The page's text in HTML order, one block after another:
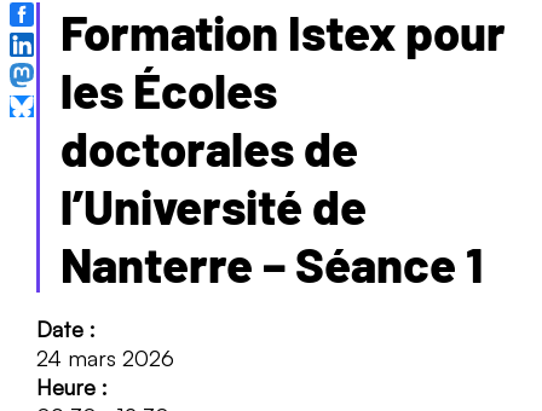
Formation Istex pour
les Écoles
doctorales de
l’Université de
Nanterre – Séance 1
Date :
24 mars 2026
Heure :